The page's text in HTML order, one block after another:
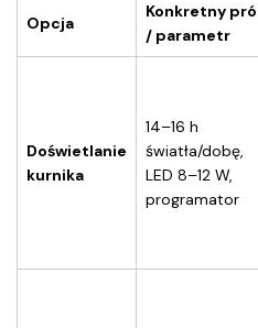
Opcja
Konkretny
/ parametr
Doświetlanie
kurnika
14–16 h
światła/dobę,
LED 8–12 W,
programator